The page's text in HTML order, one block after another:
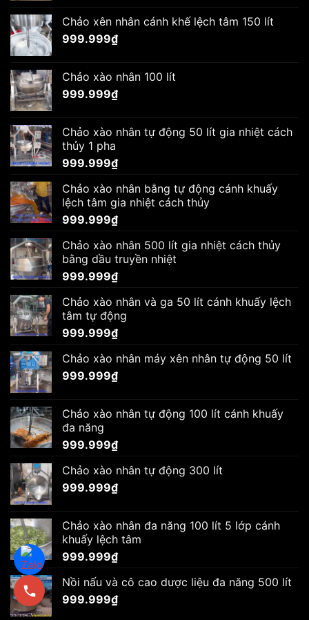
Chảo xên nhân cánh khế lệch tâm 150 lít
999.999₫
Chảo xào nhân 100 lít
999.999₫
Chảo xào nhân tự động 50 lít gia nhiệt cách
thủy 1 pha
999.999₫
Chảo xào nhân bằng tự động cánh khuấy
lệch tâm gia nhiệt cách thủy
999.999₫
Chảo xào nhân 500 lít gia nhiệt cách thủy
bằng dầu truyền nhiệt
999.999₫
Chảo xào nhân và ga 50 lít cánh khuấy lệch
tâm tự động
999.999₫
Chảo xào nhân máy xên nhân tự động 50 lít
999.999₫
Chảo xào nhân tự động 100 lít cánh khuấy
đa năng
999.999₫
Chảo xào nhân tự động 300 lít
999.999₫
Chảo xào nhân đa năng 100 lít 5 lớp cánh
khuấy lệch tâm
999.999₫
Nồi nấu và cô cao dược liệu đa năng 500 lít
999.999₫